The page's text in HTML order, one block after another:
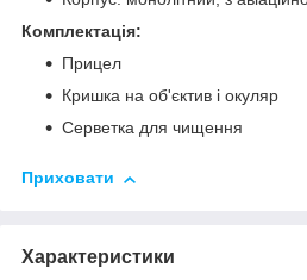
Комплектація:
Прицел
Кришка на об'єктив і окуляр
Серветка для чищення
Приховати
Характеристики